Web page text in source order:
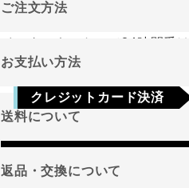
ご注文方法
インターネットにて24時間受
お支払い方法
クレジットカード決済
Visa Mastercard JCB
送料について
地域
返品・交換について